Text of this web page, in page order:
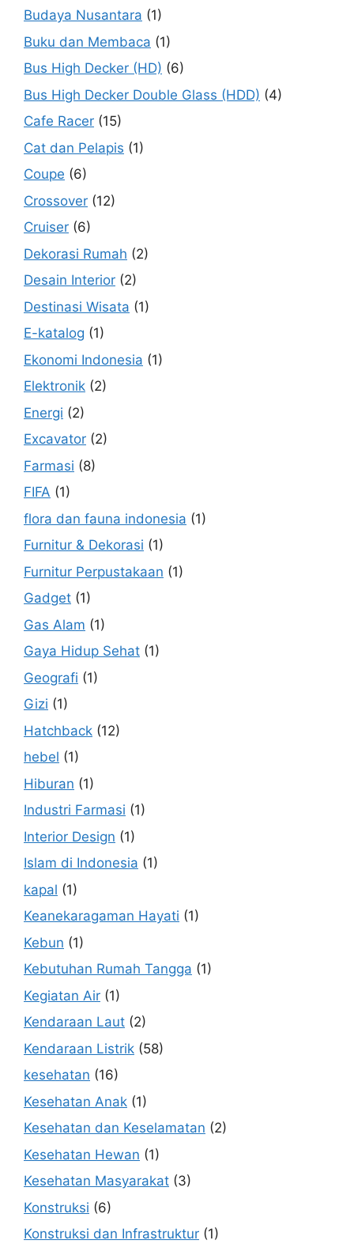
Budaya Nusantara (1)
Buku dan Membaca (1)
Bus High Decker (HD) (6)
Bus High Decker Double Glass (HDD) (4)
Cafe Racer (15)
Cat dan Pelapis (1)
Coupe (6)
Crossover (12)
Cruiser (6)
Dekorasi Rumah (2)
Desain Interior (2)
Destinasi Wisata (1)
E-katalog (1)
Ekonomi Indonesia (1)
Elektronik (2)
Energi (2)
Excavator (2)
Farmasi (8)
FIFA (1)
flora dan fauna indonesia (1)
Furnitur & Dekorasi (1)
Furnitur Perpustakaan (1)
Gadget (1)
Gas Alam (1)
Gaya Hidup Sehat (1)
Geografi (1)
Gizi (1)
Hatchback (12)
hebel (1)
Hiburan (1)
Industri Farmasi (1)
Interior Design (1)
Islam di Indonesia (1)
kapal (1)
Keanekaragaman Hayati (1)
Kebun (1)
Kebutuhan Rumah Tangga (1)
Kegiatan Air (1)
Kendaraan Laut (2)
Kendaraan Listrik (58)
kesehatan (16)
Kesehatan Anak (1)
Kesehatan dan Keselamatan (2)
Kesehatan Hewan (1)
Kesehatan Masyarakat (3)
Konstruksi (6)
Konstruksi dan Infrastruktur (1)